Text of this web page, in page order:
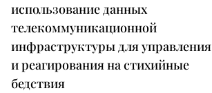
использование данных
телекоммуникационной
инфраструктуры для управления
и реагирования на стихийные
бедствия